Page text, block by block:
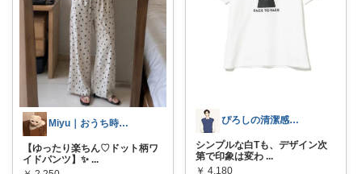
Miyu｜おうち時間の小さな幸せ🌸
【ゆったり楽ちん♡ドット柄ワ
イドパンツ】✨ ...
ぴろしの清潔感ラボ🧪
シンプルな白Tも、デザイン次
第で印象は変わ ...
￥ 4,180